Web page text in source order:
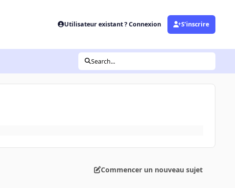
Utilisateur existant ? Connexion S’inscrire
Search...
Commencer un nouveau sujet